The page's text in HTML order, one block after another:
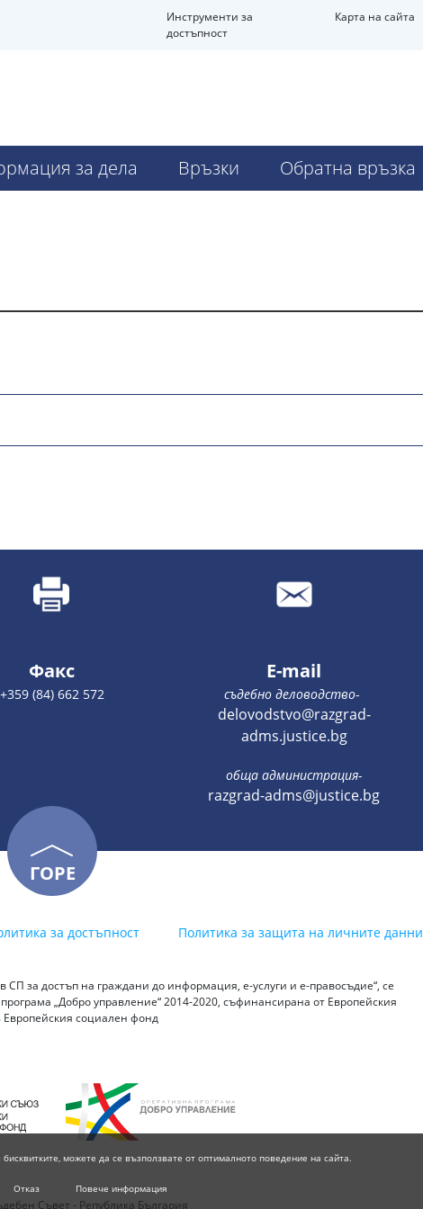
Инструменти за
достъпност
Карта на сайта
за дела Връзки Обратна връзка
Факс
+359 (84) 662 572
E-mail
съдебно деловодство-
delovodstvo@razgrad-
adms.justice.bg
обща администрация-
razgrad-adms@justice.bg
ГОРЕ
за достъпност Политика за защита на личните данни
за достъп на граждани до информация, е-услуги и е-правосъдие“, се
„Добро управление“ 2014-2020, съфинансирана от Европейския
Европейския социален фонд
Съвет - Република България
можете да се възползвате от оптималното поведение на сайта.
Отказ Повече информация